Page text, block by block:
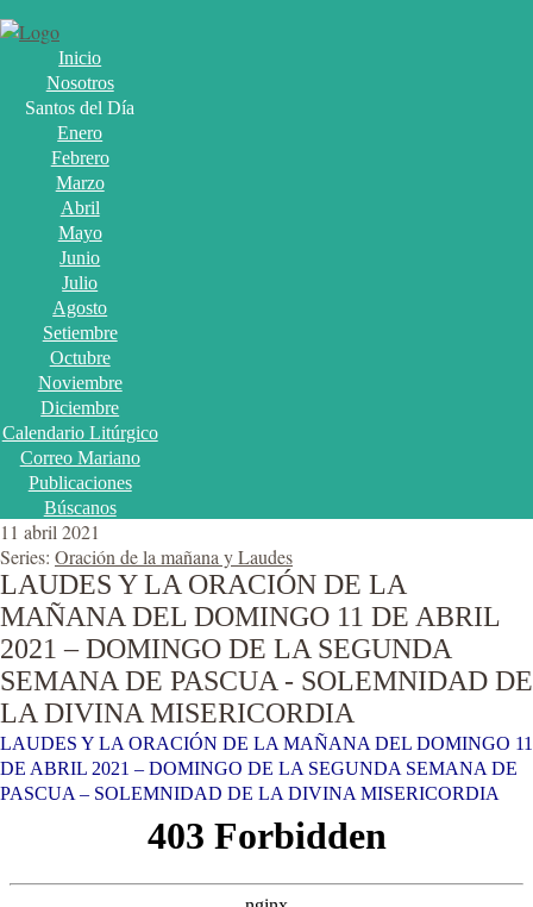
Inicio
Nosotros
Santos del Día
Enero
Febrero
Marzo
Abril
Mayo
Junio
Julio
Agosto
Setiembre
Octubre
Noviembre
Diciembre
Calendario Litúrgico
Correo Mariano
Publicaciones
Búscanos
11 abril 2021
Series: Oración de la mañana y Laudes
LAUDES Y LA ORACIÓN DE LA
MAÑANA DEL DOMINGO 11 DE ABRIL
2021 – DOMINGO DE LA SEGUNDA
SEMANA DE PASCUA - SOLEMNIDAD DE
LA DIVINA MISERICORDIA
LAUDES Y LA ORACIÓN DE LA MAÑANA DEL DOMINGO 11
DE ABRIL 2021 – DOMINGO DE LA SEGUNDA SEMANA DE
PASCUA – SOLEMNIDAD DE LA DIVINA MISERICORDIA